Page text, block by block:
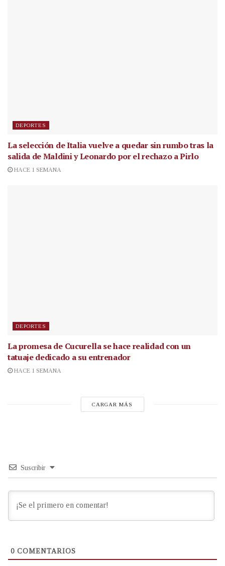
DEPORTES
La selección de Italia vuelve a quedar sin rumbo tras la
salida de Maldini y Leonardo por el rechazo a Pirlo
HACE 1 SEMANA
DEPORTES
La promesa de Cucurella se hace realidad con un
tatuaje dedicado a su entrenador
HACE 1 SEMANA
CARGAR MÁS
Suscribir
0 COMENTARIOS